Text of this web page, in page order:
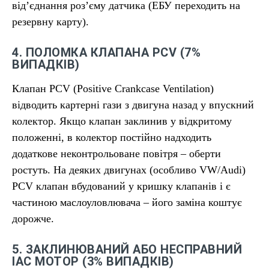
від’єднання роз’єму датчика (ЕБУ переходить на
резервну карту).
4. ПОЛОМКА КЛАПАНА PCV (7%
ВИПАДКІВ)
Клапан PCV (Positive Crankcase Ventilation)
відводить картерні гази з двигуна назад у впускний
колектор. Якщо клапан заклинив у відкритому
положенні, в колектор постійно надходить
додаткове неконтрольоване повітря – оберти
ростуть. На деяких двигунах (особливо VW/Audi)
PCV клапан вбудований у кришку клапанів і є
частиною маслоуловлювача – його заміна коштує
дорожче.
5. ЗАКЛИНЮВАНИЙ АБО НЕСПРАВНИЙ
IAC МОТОР (3% ВИПАДКІВ)